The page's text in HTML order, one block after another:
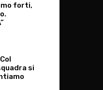
forti,
si